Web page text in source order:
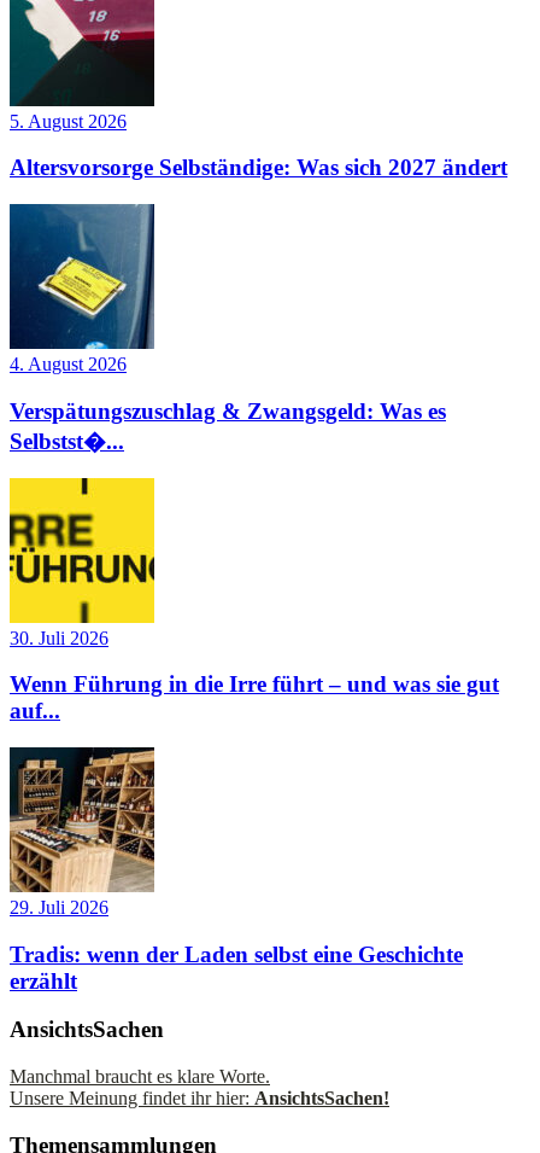
5. August 2026
Altersvorsorge Selbständige: Was sich 2027 ändert
4. August 2026
Verspätungszuschlag & Zwangsgeld: Was es
Selbstst�...
30. Juli 2026
Wenn Führung in die Irre führt – und was sie gut
auf...
29. Juli 2026
Tradis: wenn der Laden selbst eine Geschichte
erzählt
AnsichtsSachen
Manchmal braucht es klare Worte.
Unsere Meinung findet ihr hier: AnsichtsSachen!
Themensammlungen